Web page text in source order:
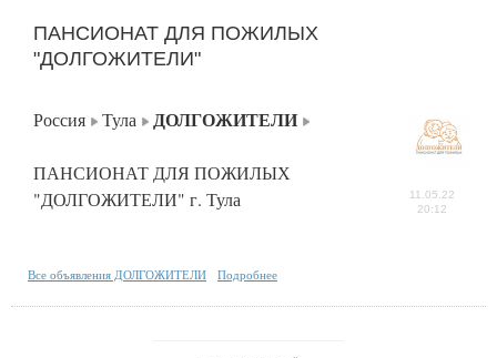
ПАНСИОНАТ ДЛЯ ПОЖИЛЫХ
"ДОЛГОЖИТЕЛИ"
Россия Тула ДОЛГОЖИТЕЛИ
ПАНСИОНАТ ДЛЯ ПОЖИЛЫХ
"ДОЛГОЖИТЕЛИ" г. Тула
11.05.22
20:12
Все объявления ДОЛГОЖИТЕЛИ Подробнее